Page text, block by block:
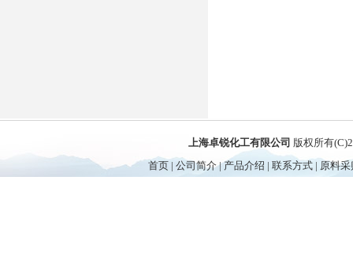
上海卓锐化工有限公司 版权所有
首页 |公司简介|产品介绍 |联系方式 | 原料采